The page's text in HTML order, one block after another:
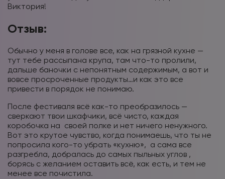
Виктория!
Отзыв:
Обычно у меня в голове все, как на грязной кухне —
тут тебе рассыпана крупа, там что-то пролили,
дальше баночки с непонятным содержимым, а вот и
вовсе просроченные продукты…и как это все
привести в порядок не понимаю.
После фестиваля всё как-то преобразилось —
сверкают твои шкафчики, всё чисто, каждая
коробочка на своей полке и нет ничего ненужного.
Вот это крутое чувство, когда понимаешь, что ты не
попросила кого-то убрать «кухню», а сама все
разгребла, добралась до самых пыльных углов ,
борясь с желанием оставить всё, как есть, и тем не
менее все почистила.